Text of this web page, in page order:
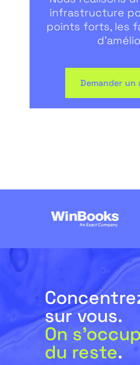
infrastructure
points forts, les
Demander un
sur vous.
On
du reste.